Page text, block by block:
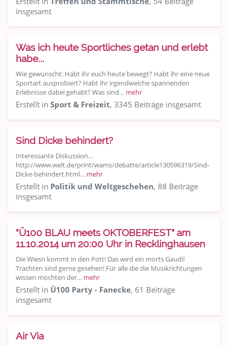
insgesamt
Was ich heute Sportliches getan und erlebt
habe...
Wie gewünscht: Habt ihr euch heute bewegt? Habt ihr eine neue
Sportart ausprobiert? Habt ihr irgendwelche spannenden
Erlebnisse dabei gehabt? Was sind… mehr
Erstellt in Sport & Freizeit, 3345 Beiträge insgesamt
Sind Dicke behindert?
Interessante Diskussion...
http://www.welt.de/print/wams/debatte/article130596319/Sind-
Dicke-behindert.html… mehr
Erstellt in Politik und Weltgeschehen, 88 Beiträge
insgesamt
"Ü100 BLAU meets OKTOBERFEST" am
11.10.2014 um 20:00 Uhr in Recklinghausen
Die Wiesn kommt in den Pott! Das wird ein morts Gaudi!
Trachten sind gerne gesehen! Für alle die die Musikrichtungen
wissen möchten der… mehr
Erstellt in Ü100 Party - Fanecke, 61 Beiträge
insgesamt
Air Via